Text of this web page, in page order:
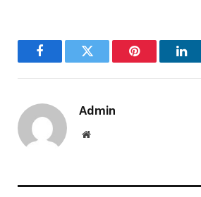
FacebookTwitter Pinterest
Admin
Website